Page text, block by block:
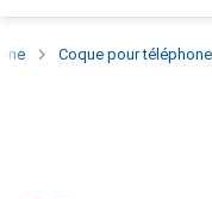
Coque pour